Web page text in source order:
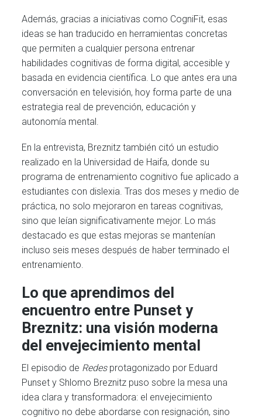
Además, gracias a iniciativas como CogniFit, esas
ideas se han traducido en herramientas concretas
que permiten a cualquier persona entrenar
habilidades cognitivas de forma digital, accesible y
basada en evidencia científica. Lo que antes era una
conversación en televisión, hoy forma parte de una
estrategia real de prevención, educación y
autonomía mental.
En la entrevista, Breznitz también citó un estudio
realizado en la Universidad de Haifa, donde su
programa de entrenamiento cognitivo fue aplicado a
estudiantes con dislexia. Tras dos meses y medio de
práctica, no solo mejoraron en tareas cognitivas,
sino que leían significativamente mejor. Lo más
destacado es que estas mejoras se mantenían
incluso seis meses después de haber terminado el
entrenamiento.
Lo que aprendimos del
encuentro entre Punset y
Breznitz: una visión moderna
del envejecimiento mental
El episodio de Redesprotagonizado por Eduard
Punset y Shlomo Breznitz puso sobre la mesa una
idea clara y transformadora: el envejecimiento
cognitivo no debe abordarse con resignación, sino